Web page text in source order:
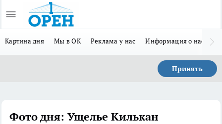
Картина дня Мы в ОК Реклама у нас Информация о нас
Принять
Фото дня: Ущелье Килькан